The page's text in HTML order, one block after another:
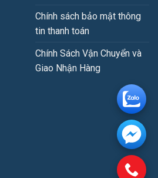
Chính sách bảo mật thông
tin thanh toán
Chính Sách Vận Chuyển và
Giao Nhận Hàng